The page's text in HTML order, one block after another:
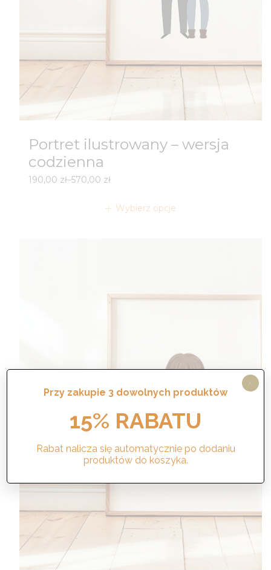
Portret ilustrowany – wersja
codzienna
190,00 zł–570,00 zł
Zakres
Wybierz opcje
Przy zakupie 3 dowolnych produktów
15% RABATU
Rabat nalicza się automatycznie po dodaniu
produktów do koszyka.
X